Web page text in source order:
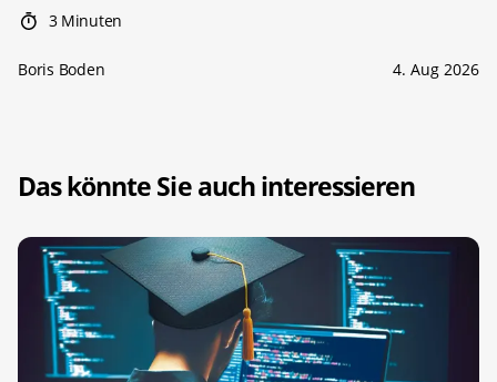
3 Minuten
Boris Boden 4. Aug 2026
Das könnte Sie auch interessieren